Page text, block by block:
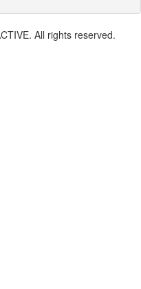
All rights reserved.